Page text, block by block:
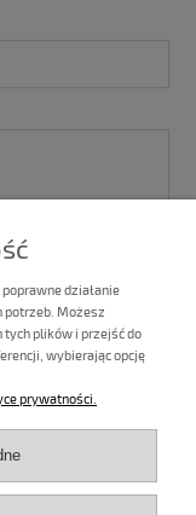
działanie
potrzeb. Możesz
plików i przejść do
wybierając opcję
prywatności.